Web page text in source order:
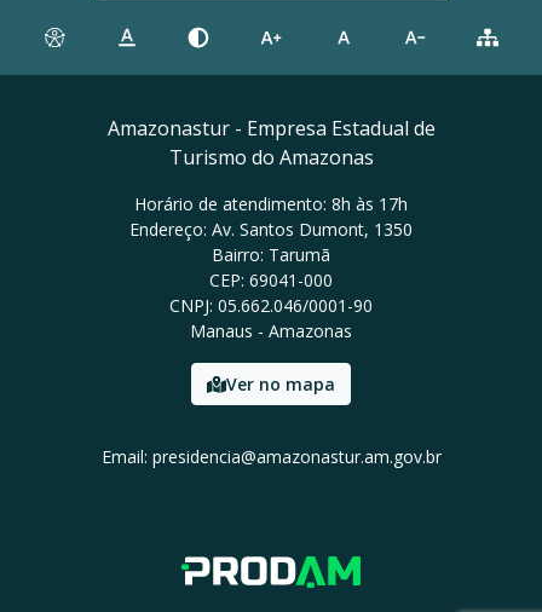
Amazonastur - Empresa Estadual de
Turismo do Amazonas
Horário de atendimento: 8h às 17h
Endereço: Av. Santos Dumont, 1350
Bairro: Tarumã
CEP: 69041-000
CNPJ: 05.662.046/0001-90
Manaus - Amazonas
Ver no mapa
Email: presidencia@amazonastur.am.gov.br